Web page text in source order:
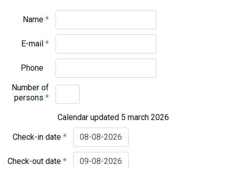
Name*
E-mail*
Phone
Number of
persons*
Calendar updated 5 march 2026
Check-in date*
Check-out date*